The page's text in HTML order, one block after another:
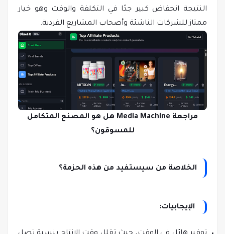
النتيجة انخفاض كبير جدًا في التكلفة والوقت وهو خيار
ممتاز للشركات الناشئة وأصحاب المشاريع الفردية.
مراجعة Media Machine هل هو المصنع المتكامل
للمسوقون؟
الخلاصة من سيستفيد من هذه الحزمة؟
الإيجابيات: